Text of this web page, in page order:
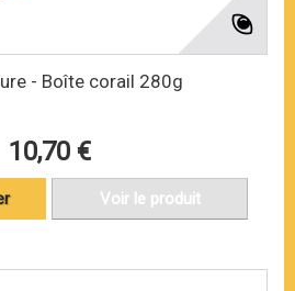
- Boîte corail 280g
10,70 €
Voir le produit